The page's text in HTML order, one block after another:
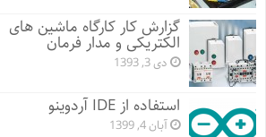
گزارش کار کارگاه ماشین های
الکتریکی و مدار فرمان
دی 3, 1393
استفاده از IDE آردوینو
آبان 4, 1399